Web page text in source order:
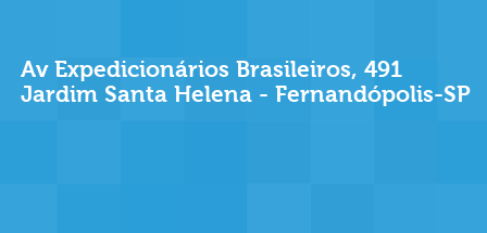
Av Expedicionários Brasileiros, 491
Jardim Santa Helena - Fernandópolis-SP